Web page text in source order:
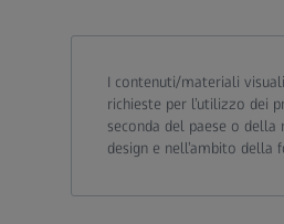
I contenuti/materiali
richieste per l’utilizzo dei
seconda del paese o
design e nell’ambito